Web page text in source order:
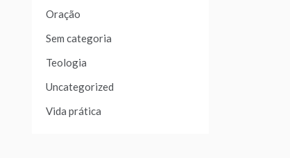
Oração
Sem categoria
Teologia
Uncategorized
Vida prática